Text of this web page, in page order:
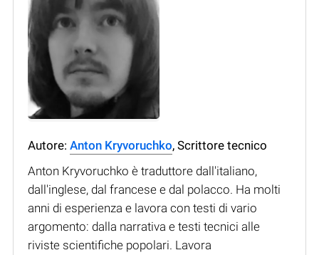
Autore: Anton Kryvoruchko, Scrittore tecnico
Anton Kryvoruchko è traduttore dall'italiano,
dall'inglese, dal francese e dal polacco. Ha molti
anni di esperienza e lavora con testi di vario
argomento: dalla narrativa e testi tecnici alle
riviste scientifiche popolari. Lavora